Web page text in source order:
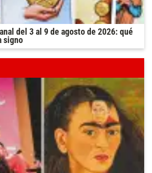
del 3 al 9 de agosto de 2026: qué
signo